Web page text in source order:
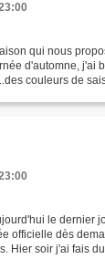
qui nous
d'automne, j'ai
couleurs de
le dernier
officielle dès
Hier soir j'ai fais